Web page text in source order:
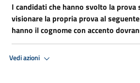
I candidati che hanno svolto la
visionare la propria prova al seguente
hanno il cognome con accento
Vedi azioni